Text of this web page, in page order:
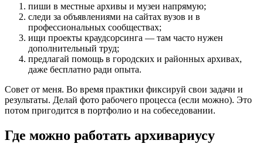
пиши в местные архивы и музеи напрямую;
следи за объявлениями на сайтах вузов и в
профессиональных сообществах;
ищи проекты краудсорсинга — там часто нужен
дополнительный труд;
предлагай помощь в городских и районных архивах,
даже бесплатно ради опыта.
Совет от меня. Во время практики фиксируй свои задачи и
результаты. Делай фото рабочего процесса (если можно). Это
потом пригодится в портфолио и на собеседовании.
Где можно работать архивариусу